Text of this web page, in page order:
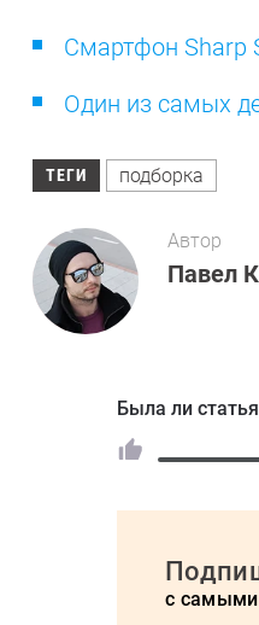
Смартфон Sharp
Один из самых
ТЕГИ подборка
Автор
Павел
Была ли
с самыми